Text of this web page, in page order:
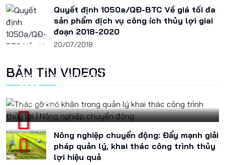
Quyết định 1050a/QĐ-BTC Về giá tối đa
sản phẩm dịch vụ công ích thủy lợi giai
đoạn 2018-2020
20/07/2018
BẢN TIN VIDEOS
Tháo gỡ khó khăn trong quản lý khai thác
công trình thủy lợi | Nông nghiệp chuyển
động
05/09/2024
Nông nghiệp chuyển động: Đẩy mạnh giải
pháp quản lý, khai thác công trình thủy
lợi hiệu quả